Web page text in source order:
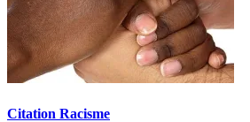
Citation Racisme